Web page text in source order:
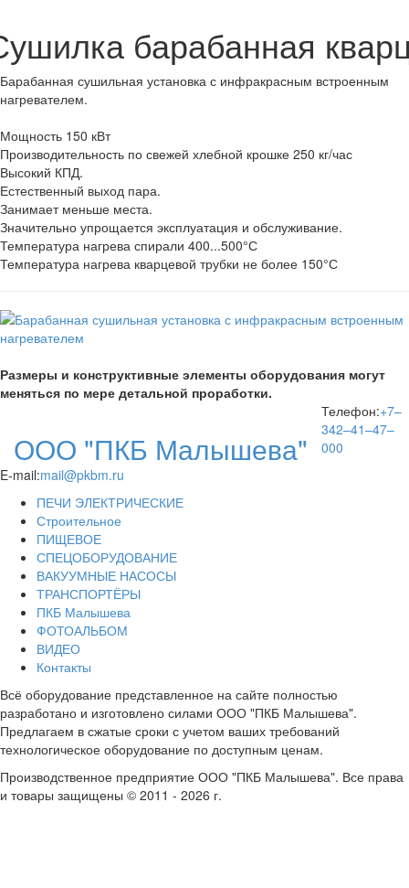
барабанная
Барабанная сушильная установка с инфракрасным встроенным
нагревателем.
Мощность 150 кВт
Производительность по свежей хлебной крошке 250 кг/час
Высокий КПД.
Естественный выход пара.
Занимает меньше места.
Значительно упрощается эксплуатация и обслуживание.
Температура нагрева спирали 400...500°С
Температура нагрева кварцевой трубки не более 150°С
Размеры и конструктивные элементы оборудования могут
меняться по мере детальной проработки.
ООО "ПКБ Малышева"
Телефон:+7–
342–41–47–
000
E-mail:mail@pkbm.ru
ПЕЧИ ЭЛЕКТРИЧЕСКИЕ
Строительное
ПИЩЕВОЕ
СПЕЦОБОРУДОВАНИЕ
ВАКУУМНЫЕ НАСОСЫ
ТРАНСПОРТЁРЫ
ПКБ Малышева
ФОТОАЛЬБОМ
ВИДЕО
Контакты
Всё оборудование представленное на сайте полностью
разработано и изготовлено силами ООО "ПКБ Малышева".
Предлагаем в сжатые сроки с учетом ваших требований
технологическое оборудование по доступным ценам.
Производственное предприятие ООО "ПКБ Малышева". Все права
и товары защищены © 2011 - 2026 г.